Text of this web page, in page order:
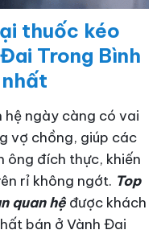
thuốc kéo
Trong Bình
hệ ngày càng có vai
vợ chồng, giúp các
ông đích thực, khiến
rỉ không ngớt. Top
quan hệ được khách
bán ở Vành Đai